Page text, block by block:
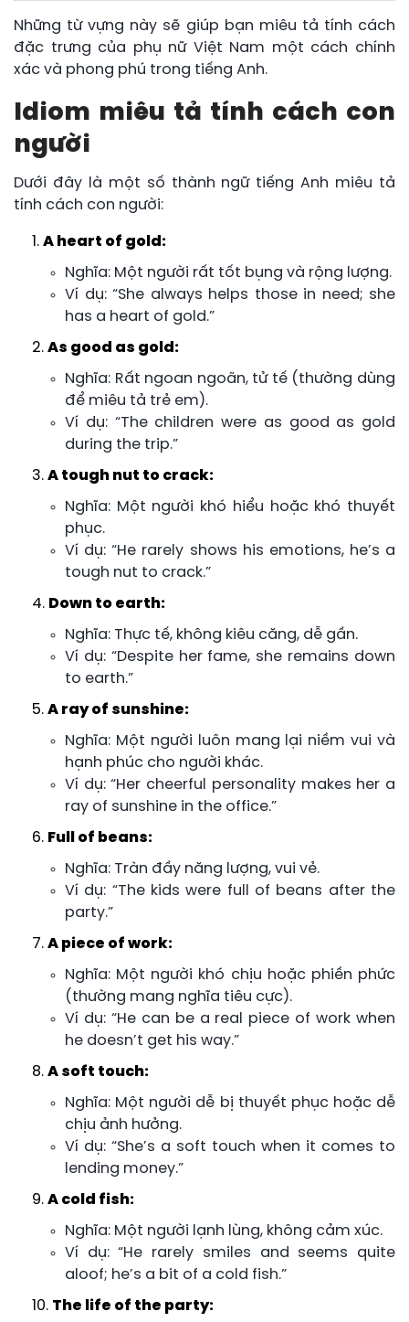
Những từ vựng này sẽ giúp bạn miêu tả tính cách
đặc trưng của phụ nữ Việt Nam một cách chính
xác và phong phú trong tiếng Anh.
Idiom miêu tả tính cách con
người
Dưới đây là một số thành ngữ tiếng Anh miêu tả
tính cách con người:
A heart of gold:
Nghĩa: Một người rất tốt bụng và rộng lượng.
Ví dụ: “She always helps those in need; she
has a heart of gold.”
As good as gold:
Nghĩa: Rất ngoan ngoãn, tử tế (thường dùng
để miêu tả trẻ em).
Ví dụ: “The children were as good as gold
during the trip.”
A tough nut to crack:
Nghĩa: Một người khó hiểu hoặc khó thuyết
phục.
Ví dụ: “He rarely shows his emotions, he’s a
tough nut to crack.”
Down to earth:
Nghĩa: Thực tế, không kiêu căng, dễ gần.
Ví dụ: “Despite her fame, she remains down
to earth.”
A ray of sunshine:
Nghĩa: Một người luôn mang lại niềm vui và
hạnh phúc cho người khác.
Ví dụ: “Her cheerful personality makes her a
ray of sunshine in the office.”
Full of beans:
Nghĩa: Tràn đầy năng lượng, vui vẻ.
Ví dụ: “The kids were full of beans after the
party.”
A piece of work:
Nghĩa: Một người khó chịu hoặc phiền phức
(thường mang nghĩa tiêu cực).
Ví dụ: “He can be a real piece of work when
he doesn’t get his way.”
A soft touch:
Nghĩa: Một người dễ bị thuyết phục hoặc dễ
chịu ảnh hưởng.
Ví dụ: “She’s a soft touch when it comes to
lending money.”
A cold fish:
Nghĩa: Một người lạnh lùng, không cảm xúc.
Ví dụ: “He rarely smiles and seems quite
aloof; he’s a bit of a cold fish.”
The life of the party: